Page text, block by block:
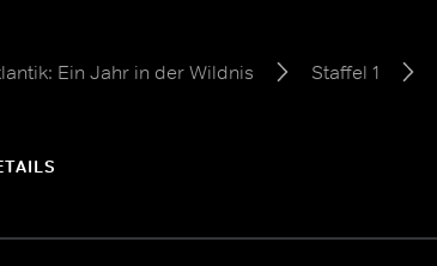
Ein Jahr in der Wildnis Staffel 1